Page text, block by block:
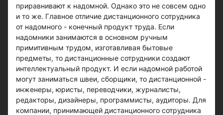
приравнивают к надомной. Однако это не совсем одно
и то же. Главное отличие дистанционного сотрудника
от надомного - конечный продукт труда. Если
надомники занимаются в основном ручным
примитивным трудом, изготавливая бытовые
предметы, то дистанционные сотрудники создают
интеллектуальный продукт. И если надомной работой
могут заниматься швеи, сборщики, то дистанционной -
инженеры, юристы, переводчики, журналисты,
редакторы, дизайнеры, программисты, аудиторы. Для
компании, принимающей дистанционного сотрудника